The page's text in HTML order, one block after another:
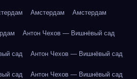
Амстердам Амстердам
Антон Чехов — Вишнёвый сад
сад Антон Чехов — Вишнёвый сад
сад Антон Чехов — Вишнёвый сад